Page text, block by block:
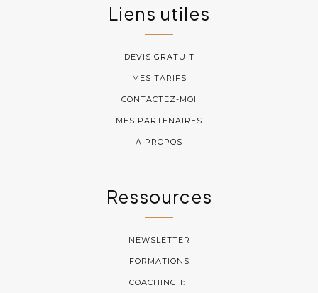
Liens utiles
DEVIS GRATUIT
MES TARIFS
CONTACTEZ-MOI
MES PARTENAIRES
À PROPOS
Ressources
NEWSLETTER
FORMATIONS
COACHING 1:1